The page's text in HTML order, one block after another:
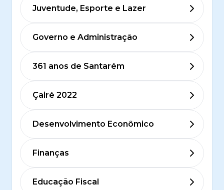
Juventude, Esporte e Lazer
Governo e Administração
361 anos de Santarém
Çairé 2022
Desenvolvimento Econômico
Finanças
Educação Fiscal